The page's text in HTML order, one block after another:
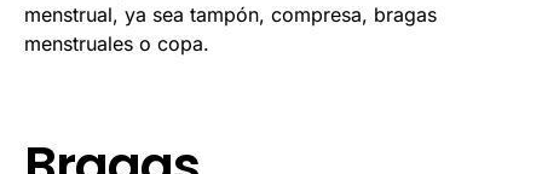
menstrual, ya sea tampón, compresa, bragas
menstruales o copa.